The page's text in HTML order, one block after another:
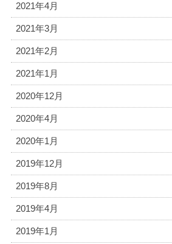
2021年4月
2021年3月
2021年2月
2021年1月
2020年12月
2020年4月
2020年1月
2019年12月
2019年8月
2019年4月
2019年1月